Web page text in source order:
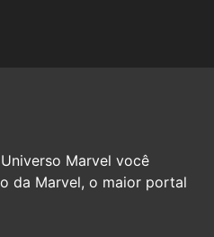
Marvel você
da Marvel, o maior portal